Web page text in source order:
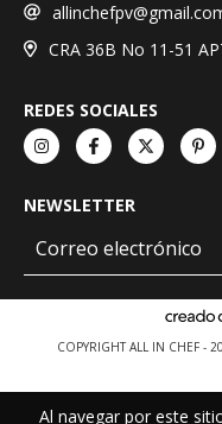
Al navegar por este
CRA 36B No 11-51
REDES SOCIALES
NEWSLETTER
COPYRIGHT ALL IN CHEF -